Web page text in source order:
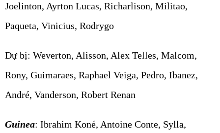
Joelinton, Ayrton Lucas, Richarlison, Militao,
Paqueta, Vinicius, Rodrygo
Dự bị: Weverton, Alisson, Alex Telles, Malcom,
Rony, Guimaraes, Raphael Veiga, Pedro, Ibanez,
André, Vanderson, Robert Renan
Guinea: Ibrahim Koné, Antoine Conte, Sylla,